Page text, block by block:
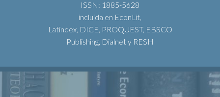
ISSN: 1885-5628
incluida en EconLit,
Latindex, DICE, PROQUEST, EBSCO
Publishing, Dialnet y RESH